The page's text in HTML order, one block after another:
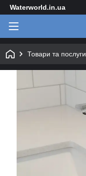
Waterworld.in.ua
Товари та послуги